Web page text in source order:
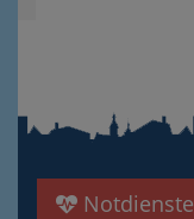
Notdienste